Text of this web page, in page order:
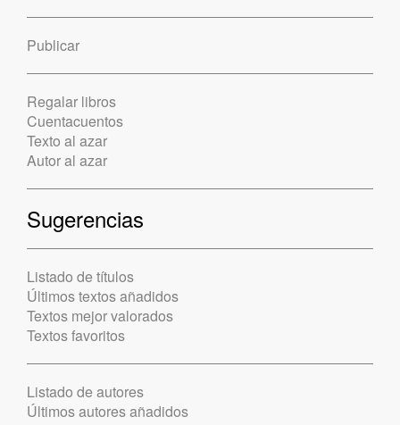
Publicar
Regalar libros
Cuentacuentos
Texto al azar
Autor al azar
Sugerencias
Listado de títulos
Últimos textos añadidos
Textos mejor valorados
Textos favoritos
Listado de autores
Últimos autores añadidos